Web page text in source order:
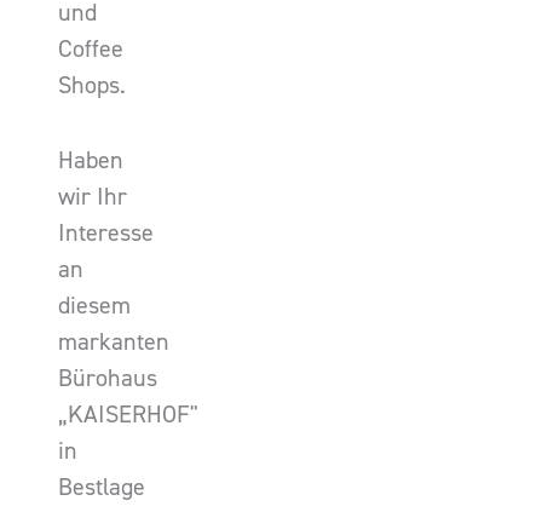
und
Coffee
Shops.
Haben
wir Ihr
Interesse
an
diesem
markanten
Bürohaus
„KAISERHOF"
in
Bestlage